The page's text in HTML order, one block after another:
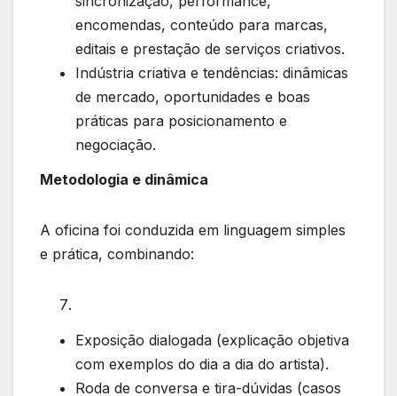
encomendas, conteúdo para marcas,
editais e prestação de serviços criativos.
Indústria criativa e tendências: dinâmicas
de mercado, oportunidades e boas
práticas para posicionamento e
negociação.
Metodologia e dinâmica
A oficina foi conduzida em linguagem simples
e prática, combinando:
Exposição dialogada (explicação objetiva
com exemplos do dia a dia do artista).
Roda de conversa e tira-dúvidas (casos